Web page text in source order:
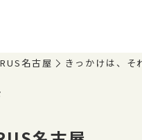
名古屋 きっかけは、そ